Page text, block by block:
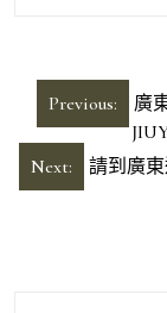
章
導
Previous:
廣
Next:
請到廣